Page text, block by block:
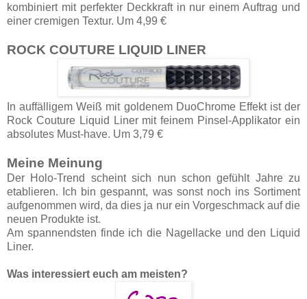
kombiniert mit perfekter Deckkraft in nur einem Auftrag und
einer cremigen Textur. Um 4,99 €
ROCK COUTURE LIQUID LINER
In auffälligem Weiß mit goldenem DuoChrome Effekt ist der
Rock Couture Liquid Liner mit feinem Pinsel-Applikator ein
absolutes Must-have. Um 3,79 €
Meine Meinung
Der Holo-Trend scheint sich nun schon gefühlt Jahre zu
etablieren. Ich bin gespannt, was sonst noch ins Sortiment
aufgenommen wird, da dies ja nur ein Vorgeschmack auf die
neuen Produkte ist.
Am spannendsten finde ich die Nagellacke und den Liquid
Liner.
Was interessiert euch am meisten?